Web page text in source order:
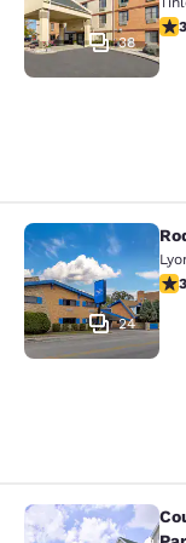
38
Rodeway
24
Country